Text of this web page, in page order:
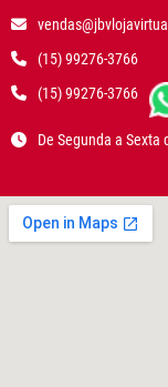
(15) 99276-3766
(15) 99276-3766
De Segunda a Sexta